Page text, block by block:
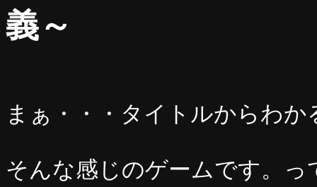
義～
まぁ・・・タイトルからわか
そんな感じのゲームです。